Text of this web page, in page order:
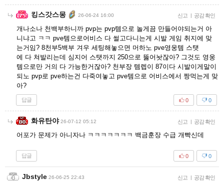
킹스갓스몽 26-06-24 16:00 신고 | 공감 확인
개나소나 천백부하니까 pvp는 pvp템으로 놀게끔 만들어야되는거 아
니냐고 ㅋㅋ pve템으로어비스 다 썰고다니는게 시발 게임 취지에 맞
는거임? 8천부5백부 겨우 세팅해놓으면 머하노 pve영웅템 스탯
에 다 쳐발리는데 심지어 스탯까지 250으로 뚫어놧잖아? 그것도 영웅
템으로만 거의 다 가능한거잖아? 천부장 템렙이 87이다 시발이게말이
되노 pvp로 pve하는건 다죽여놓고 pve템으로 어비스에서 짱먹는게 맞
아?
답글 0
0
화유탄야 26-07-12 05:12 신고 | 공감 확인
어포가 문제가 아니자나 ㅋㅋㅋㅋㅋㅋㅋ 백금훈장 수급 개빡신데
답글 0
0
Jbstyle 26-06-25 22:43 신고 | 공감 확인